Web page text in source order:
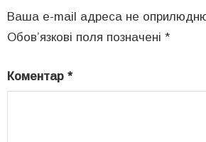
Ваша e-mail адреса не
Обов’язкові поля позначені *
Коментар *